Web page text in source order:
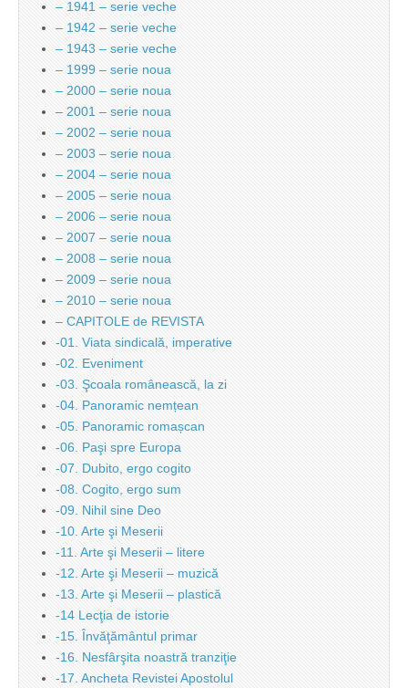
– 1941 – serie veche
– 1942 – serie veche
– 1943 – serie veche
– 1999 – serie noua
– 2000 – serie noua
– 2001 – serie noua
– 2002 – serie noua
– 2003 – serie noua
– 2004 – serie noua
– 2005 – serie noua
– 2006 – serie noua
– 2007 – serie noua
– 2008 – serie noua
– 2009 – serie noua
– 2010 – serie noua
– CAPITOLE de REVISTA
-01. Viata sindicală, imperative
-02. Eveniment
-03. Şcoala românească, la zi
-04. Panoramic nemțean
-05. Panoramic romașcan
-06. Paşi spre Europa
-07. Dubito, ergo cogito
-08. Cogito, ergo sum
-09. Nihil sine Deo
-10. Arte şi Meserii
-11. Arte şi Meserii – litere
-12. Arte şi Meserii – muzică
-13. Arte şi Meserii – plastică
-14 Lecţia de istorie
-15. Învăţământul primar
-16. Nesfârşita noastră tranziţie
-17. Ancheta Revistei Apostolul